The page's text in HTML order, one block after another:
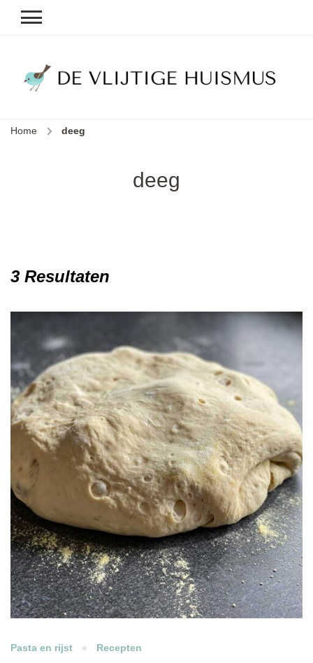
Home deeg
deeg
3 Resultaten
Pasta en rijst Recepten